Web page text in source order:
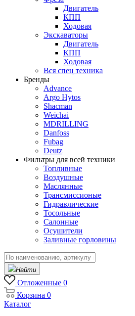
Двигатель
КПП
Ходовая
Экскаваторы
Двигатель
КПП
Ходовая
Вся спец техника
Бренды
Advance
Argo Hytos
Shacman
Weichai
MDRILLING
Danfoss
Fubag
Deutz
Фильтры для всей техники
Топливные
Воздушные
Маслянные
Трансмиссионые
Гидравлические
Тосольные
Салонные
Осушители
Заливные горловины
Найти
Отложенные 0
Корзина 0
Каталог